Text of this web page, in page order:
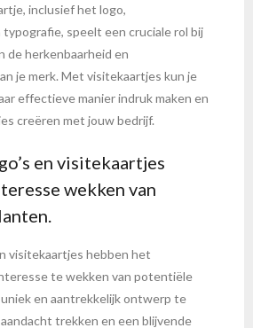
inclusief het logo,
typografie, speelt een cruciale rol bij
de herkenbaarheid en
je merk. Met visitekaartjes kun je
effectieve manier indruk maken en
creëren met jouw bedrijf.
en visitekaartjes
wekken van
visitekaartjes hebben het
te wekken van potentiële
en aantrekkelijk ontwerp te
trekken en een blijvende